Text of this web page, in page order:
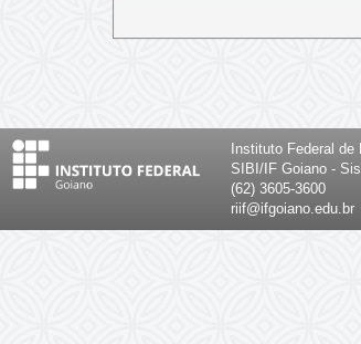
Instituto Federal de
SIBI/IF Goiano -
(62) 3605-3600
riif@ifgoiano.edu.br